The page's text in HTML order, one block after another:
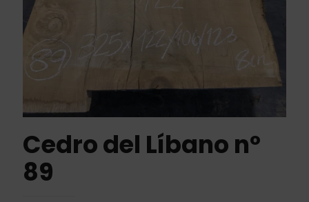
Cedro del Líbano nº
89